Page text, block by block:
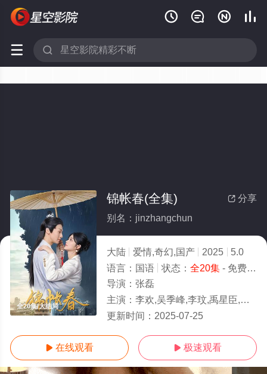
   
 
全20集/大结局
 分享
锦帐春(全集)
别名：jinzhangchun
大陆 爱情,奇幻,国产 2025
5.0
语言： 国语 状态： 全20集- 免费在线观看
导演： 张磊
主演： 李欢,吴季峰,李玟,禹星臣,李元芳
更新时间： 2025-07-25
 在线观看  极速观看